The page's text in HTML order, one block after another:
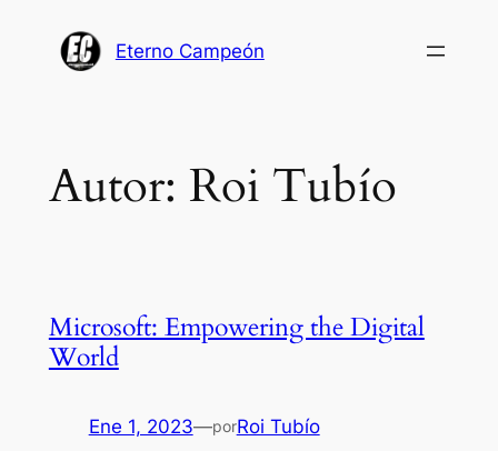
Eterno Campeón
Autor: Roi Tubío
Microsoft: Empowering the Digital
World
Ene 1, 2023—porRoi Tubío